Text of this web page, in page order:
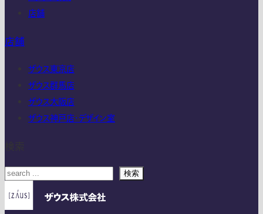
店舗
店舗
ザウス東京店
ザウス群馬店
ザウス大阪店
ザウス神戸店・デザイン室
検索